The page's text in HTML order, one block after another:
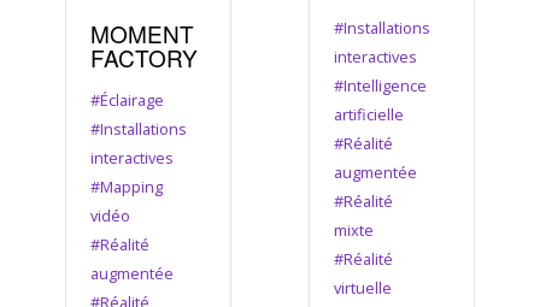
MOMENT
FACTORY
#Éclairage
#Installations
interactives
#Mapping
vidéo
#Réalité
augmentée
#Réalité
#Installations
interactives
#Intelligence
artificielle
#Réalité
augmentée
#Réalité
mixte
#Réalité
virtuelle